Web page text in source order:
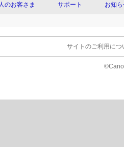
のお客さま サポート お知
サイトのご利用につ